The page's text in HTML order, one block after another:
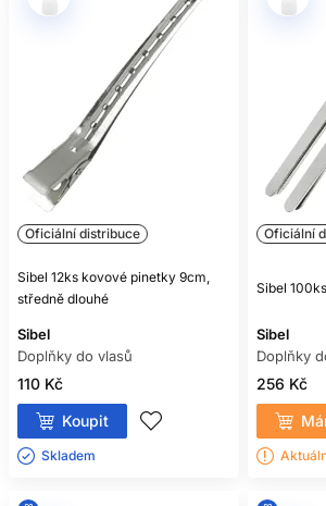
Oficiální distribuce
Sibel 12ks kovové pinetky 9cm,
středně dlouhé
Sibel
Doplňky do vlasů
110 Kč
Koupit
Skladem ㅤ
Oficiální
Sibel
Sibel
Doplňky
256 Kč